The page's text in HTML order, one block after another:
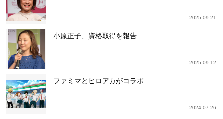
2025.09.21
小原正子、資格取得を報告
2025.09.12
ファミマとヒロアカがコラボ
2024.07.26